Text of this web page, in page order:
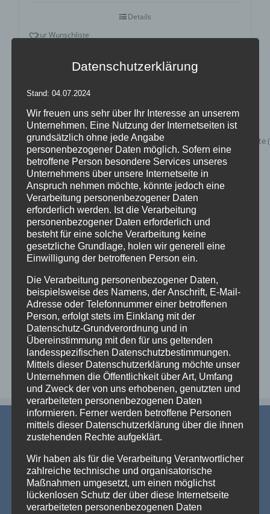
Details
zur Wunschliste
XXL Leuchtbuchstaben mieten
Details
zur Wunschliste
AKTUELLE NEWS
Datenschutzerklärung
Stand: 04.07.2024
Wir freuen uns sehr über Ihr Interesse an unserem
Unternehmen. Eine Nutzung der Internetseiten ist
grundsätzlich ohne jede Angabe
personenbezogener Daten möglich. Sofern eine
betroffene Person besondere Services unseres
Unternehmens über unsere Internetseite in
Anspruch nehmen möchte, könnte jedoch eine
Verarbeitung personenbezogener Daten
erforderlich werden. Ist die Verarbeitung
personenbezogener Daten erforderlich und
besteht für eine solche Verarbeitung keine
gesetzliche Grundlage, holen wir generell eine
Einwilligung der betroffenen Person ein.
Die Verarbeitung personenbezogener Daten,
beispielsweise des Namens, der Anschrift, E-Mail-
Adresse oder Telefonnummer einer betroffenen
Person, erfolgt stets im Einklang mit der
Datenschutz-Grundverordnung und in
Übereinstimmung mit den für uns geltenden
landesspezifischen Datenschutzbestimmungen.
Mittels dieser Datenschutzerklärung möchte unser
Unternehmen die Öffentlichkeit über Art, Umfang
und Zweck der von uns erhobenen, genutzten und
verarbeiteten personenbezogenen Daten
informieren. Ferner werden betroffene Personen
mittels dieser Datenschutzerklärung über die ihnen
zustehenden Rechte aufgeklärt.
Wir haben als für die Verarbeitung Verantwortlicher
zahlreiche technische und organisatorische
Maßnahmen umgesetzt, um einen möglichst
lückenlosen Schutz der über diese Internetseite
verarbeiteten personenbezogenen Daten